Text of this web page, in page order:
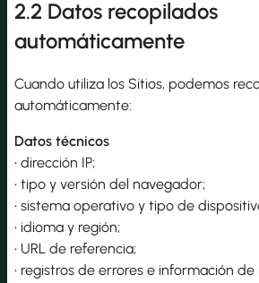
2.2 Datos recopilados
automáticamente
Cuando utiliza los Sitios, podemos
automáticamente:
Datos técnicos
• dirección IP;
• tipo y versión del navegador;
• sistema operativo y tipo de
• idioma y región;
• URL de referencia;
• registros de errores e información